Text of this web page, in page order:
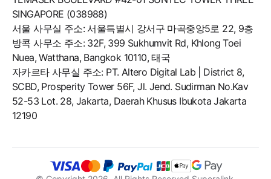
SINGAPORE (038988)
서울 사무실 주소: 서울특별시 강서구 마곡중앙5로 22, 9층
방콕 사무소 주소: 32F, 399 Sukhumvit Rd, Khlong Toei
Nuea, Watthana, Bangkok 10110, 태국
자카르타 사무실 주소: PT. Altero Digital Lab | District 8,
SCBD, Prosperity Tower 56F, Jl. Jend. Sudirman No.Kav
52-53 Lot. 28, Jakarta, Daerah Khusus Ibukota Jakarta
12190